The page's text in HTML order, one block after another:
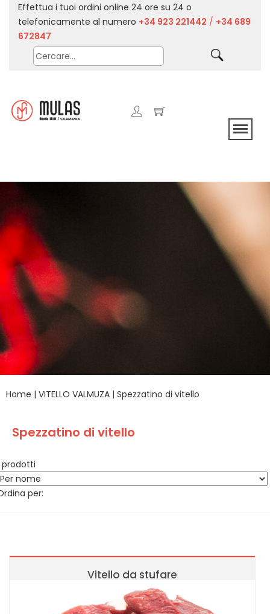
Effettua i tuoi ordini online 24 ore su 24 o
telefonicamente al numero +34 923 221442 / +34 689
672847
Home | VITELLO VALMUZA | Spezzatino di vitello
Spezzatino di vitello
prodotti
per:
Vitello da stufare